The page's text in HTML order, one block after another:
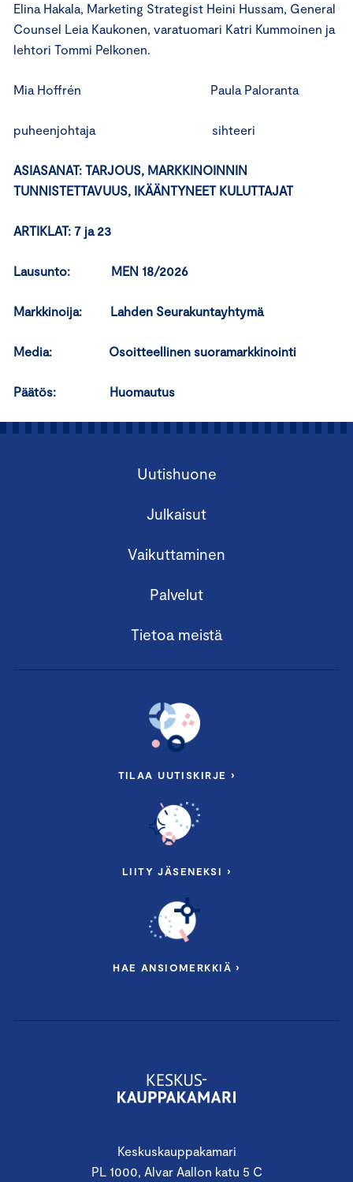
Elina Hakala, Marketing Strategist Heini Hussam, General
Counsel Leia Kaukonen, varatuomari Katri Kummoinen ja
lehtori Tommi Pelkonen.
Mia Hoffrén Paula Paloranta
puheenjohtaja sihteeri
ASIASANAT: TARJOUS, MARKKINOINNIN
TUNNISTETTAVUUS, IKÄÄNTYNEET KULUTTAJAT
ARTIKLAT: 7 ja 23
Lausunto: MEN 18/2026
Markkinoija: Lahden Seurakuntayhtymä
Media: Osoitteellinen suoramarkkinointi
Päätös: Huomautus
Keskuskauppakamari
PL 1000, Alvar Aallon katu 5 C
Uutishuone
Julkaisut
Vaikuttaminen
Palvelut
Tietoa meistä
TILAA UUTISKIRJE ›
LIITY JÄSENEKSI ›
HAE ANSIOMERKKIÄ ›